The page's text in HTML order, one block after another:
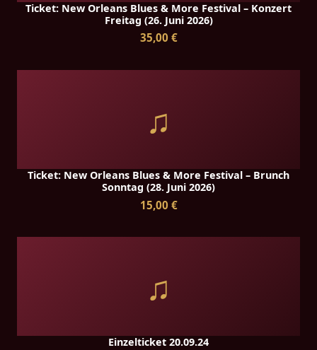
Ticket: New Orleans Blues & More Festival – Konzert
Freitag (26. Juni 2026)
35,00 €
♫
Ticket: New Orleans Blues & More Festival – Brunch
Sonntag (28. Juni 2026)
15,00 €
♫
Einzelticket 20.09.24